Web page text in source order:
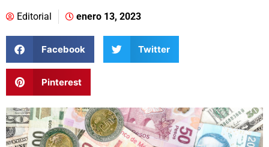
Editorial enero 13, 2023
Facebook Twitter
Pinterest